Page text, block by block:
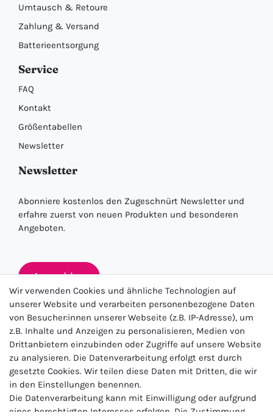
Umtausch & Retoure
Zahlung & Versand
Batterieentsorgung
Service
FAQ
Kontakt
Größentabellen
Newsletter
Newsletter
Abonniere kostenlos den Zugeschnürt Newsletter und
erfahre zuerst von neuen Produkten und besonderen
Angeboten.
Anmelden
★★★★★
4.5 / 5.0 (23.143)
Wir verwenden Cookies und ähnliche Technologien auf
unserer Website und verarbeiten personenbezogene Daten
von Besucher:innen unserer Webseite (z.B. IP-Adresse), um
z.B. Inhalte und Anzeigen zu personalisieren, Medien von
Drittanbietern einzubinden oder Zugriffe auf unsere Website
zu analysieren. Die Datenverarbeitung erfolgt erst durch
gesetzte Cookies. Wir teilen diese Daten mit Dritten, die wir
in den Einstellungen benennen.
Die Datenverarbeitung kann mit Einwilligung oder aufgrund
eines berechtigten Interesses erfolgen. Die Zustimmung